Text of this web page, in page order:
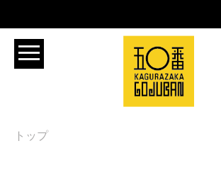
トップ